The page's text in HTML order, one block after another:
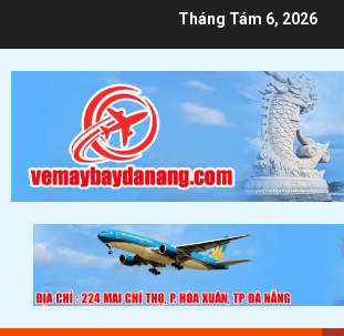
to
content
Tháng Tám 6, 2026